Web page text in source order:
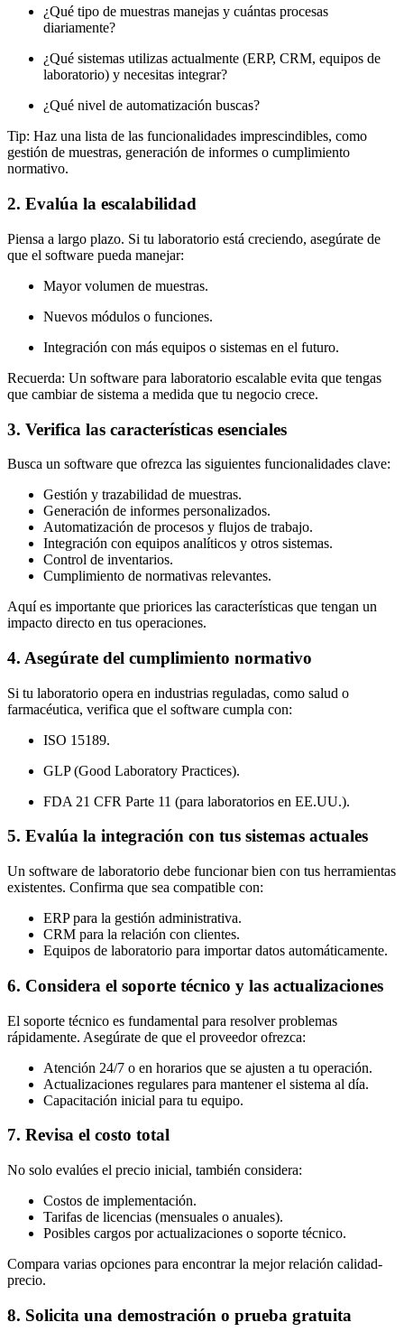
¿Qué tipo de muestras manejas y cuántas procesas
diariamente?
¿Qué sistemas utilizas actualmente (ERP, CRM, equipos de
laboratorio) y necesitas integrar?
¿Qué nivel de automatización buscas?
Tip: Haz una lista de las funcionalidades imprescindibles, como
gestión de muestras, generación de informes o cumplimiento
normativo.
2. Evalúa la escalabilidad
Piensa a largo plazo. Si tu laboratorio está creciendo, asegúrate de
que el software pueda manejar:
Mayor volumen de muestras.
Nuevos módulos o funciones.
Integración con más equipos o sistemas en el futuro.
Recuerda: Un software para laboratorio escalable evita que tengas
que cambiar de sistema a medida que tu negocio crece.
3. Verifica las características esenciales
Busca un software que ofrezca las siguientes funcionalidades clave:
Gestión y trazabilidad de muestras.
Generación de informes personalizados.
Automatización de procesos y flujos de trabajo.
Integración con equipos analíticos y otros sistemas.
Control de inventarios.
Cumplimiento de normativas relevantes.
Aquí es importante que priorices las características que tengan un
impacto directo en tus operaciones.
4. Asegúrate del cumplimiento normativo
Si tu laboratorio opera en industrias reguladas, como salud o
farmacéutica, verifica que el software cumpla con:
ISO 15189.
GLP (Good Laboratory Practices).
FDA 21 CFR Parte 11 (para laboratorios en EE.UU.).
5. Evalúa la integración con tus sistemas actuales
Un software de laboratorio debe funcionar bien con tus herramientas
existentes. Confirma que sea compatible con:
ERP para la gestión administrativa.
CRM para la relación con clientes.
Equipos de laboratorio para importar datos automáticamente.
6. Considera el soporte técnico y las actualizaciones
El soporte técnico es fundamental para resolver problemas
rápidamente. Asegúrate de que el proveedor ofrezca:
Atención 24/7 o en horarios que se ajusten a tu operación.
Actualizaciones regulares para mantener el sistema al día.
Capacitación inicial para tu equipo.
7. Revisa el costo total
No solo evalúes el precio inicial, también considera:
Costos de implementación.
Tarifas de licencias (mensuales o anuales).
Posibles cargos por actualizaciones o soporte técnico.
Compara varias opciones para encontrar la mejor relación calidad-
precio.
8. Solicita una demostración o prueba gratuita